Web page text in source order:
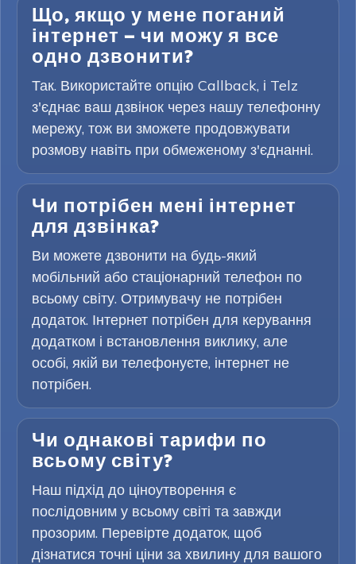
Що, якщо у мене поганий
інтернет — чи можу я все
одно дзвонити?
Так. Використайте опцію Callback, і Telz
з'єднає ваш дзвінок через нашу телефонну
мережу, тож ви зможете продовжувати
розмову навіть при обмеженому з'єднанні.
Чи потрібен мені інтернет
для дзвінка?
Ви можете дзвонити на будь-який
мобільний або стаціонарний телефон по
всьому світу. Отримувачу не потрібен
додаток. Інтернет потрібен для керування
додатком і встановлення виклику, але
особі, якій ви телефонуєте, інтернет не
потрібен.
Чи однакові тарифи по
всьому світу?
Наш підхід до ціноутворення є
послідовним у всьому світі та завжди
прозорим. Перевірте додаток, щоб
дізнатися точні ціни за хвилину для вашого